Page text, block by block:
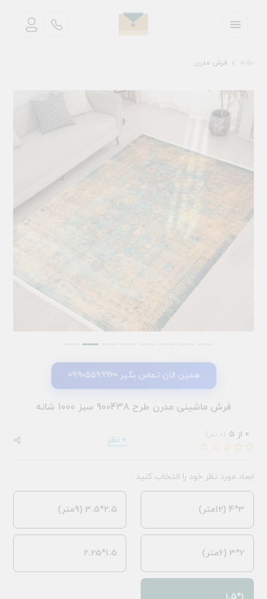
خانه فرش مدرن
همین الان تماس بگیر 09905599960
فرش ماشینی مدرن طرح 900438 سبز 1000 شانه
0 از 5 0 نظر
ابعاد مورد نظر خود را انتخاب کنید :
3*4 (12متر) 2.5*3.5 (9متر)
2*3 (6متر) 1.5*2.25